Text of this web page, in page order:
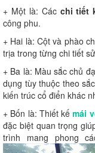
+ Một là: Các chi tiết
công phu.
+ Hai là: Cột và phào
trịa trong từng chi tiết
+ Ba là: Màu sắc chủ
dụng tùy thuộc theo
kiến trúc cổ điển khác
+ Bốn là: Thiết kếmái
đặc biệt quan trọng
trình mang phong